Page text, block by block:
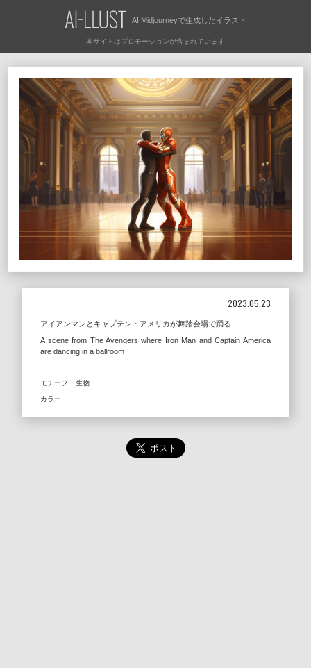
AI:Midjourneyで生成したイラスト
アイアンマンとキャプテン・アメリカが舞踏会場で踊る
A scene from The Avengers where Iron Man and Captain America
are dancing in a ballroom
2023.05.23
モチーフ 生物
カラー